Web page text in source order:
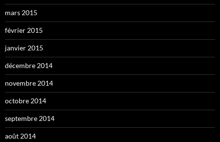
mars 2015
février 2015
janvier 2015
décembre 2014
novembre 2014
octobre 2014
septembre 2014
août 2014